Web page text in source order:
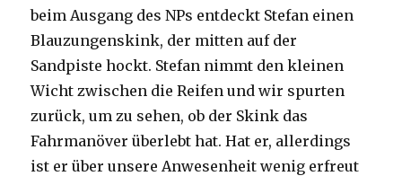
beim Ausgang des NPs entdeckt Stefan einen
Blauzungenskink, der mitten auf der
Sandpiste hockt. Stefan nimmt den kleinen
Wicht zwischen die Reifen und wir spurten
zurück, um zu sehen, ob der Skink das
Fahrmanöver überlebt hat. Hat er, allerdings
ist er über unsere Anwesenheit wenig erfreut